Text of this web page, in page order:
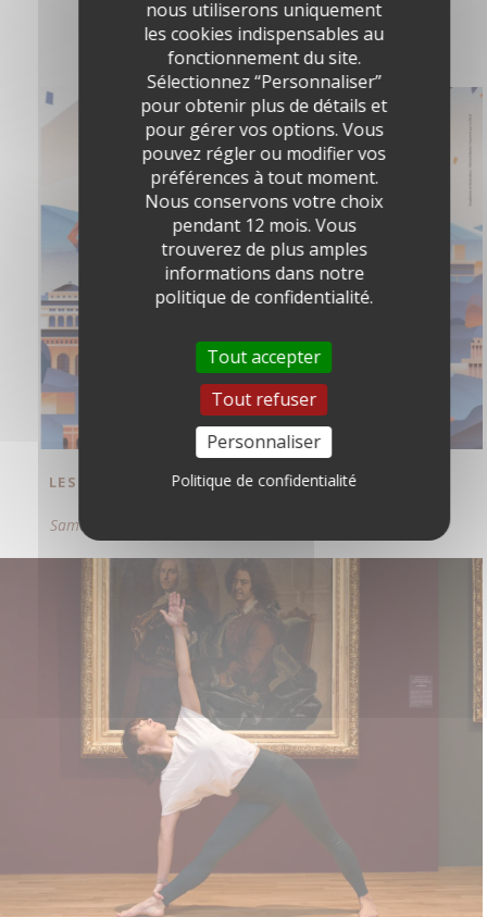
ATELIER - INITATION À LA GRAVURE
Dimanche 28 septembre à 14h00
LES JOURNÉES EUROPÉENNES DU PATRIMOINE
Samedi 20 et dimanche 21 septembre de 14h30 à 19h00
nous utiliserons uniquement
les cookies indispensables au
fonctionnement du site.
Sélectionnez “Personnaliser”
pour obtenir plus de détails et
pour gérer vos options. Vous
pouvez régler ou modifier vos
préférences à tout moment.
Nous conservons votre choix
pendant 12 mois. Vous
trouverez de plus amples
informations dans notre
politique de confidentialité.
Tout accepter
Tout refuser
Personnaliser
Politique de confidentialité